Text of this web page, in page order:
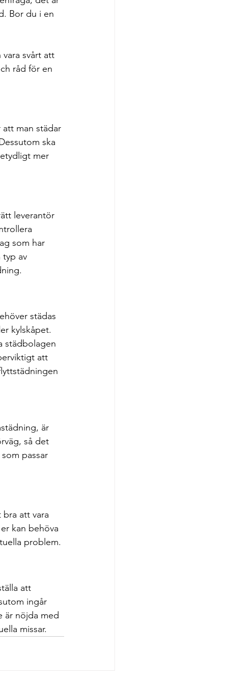
Bor du i en
råd för en
man städar
ska
mer
leverantör
som har
typ av
städas
kylskåpet.
städbolagen
att
är
så det
passar
att vara
kan behöva
problem.
att
ingår
är nöjda med
missar.